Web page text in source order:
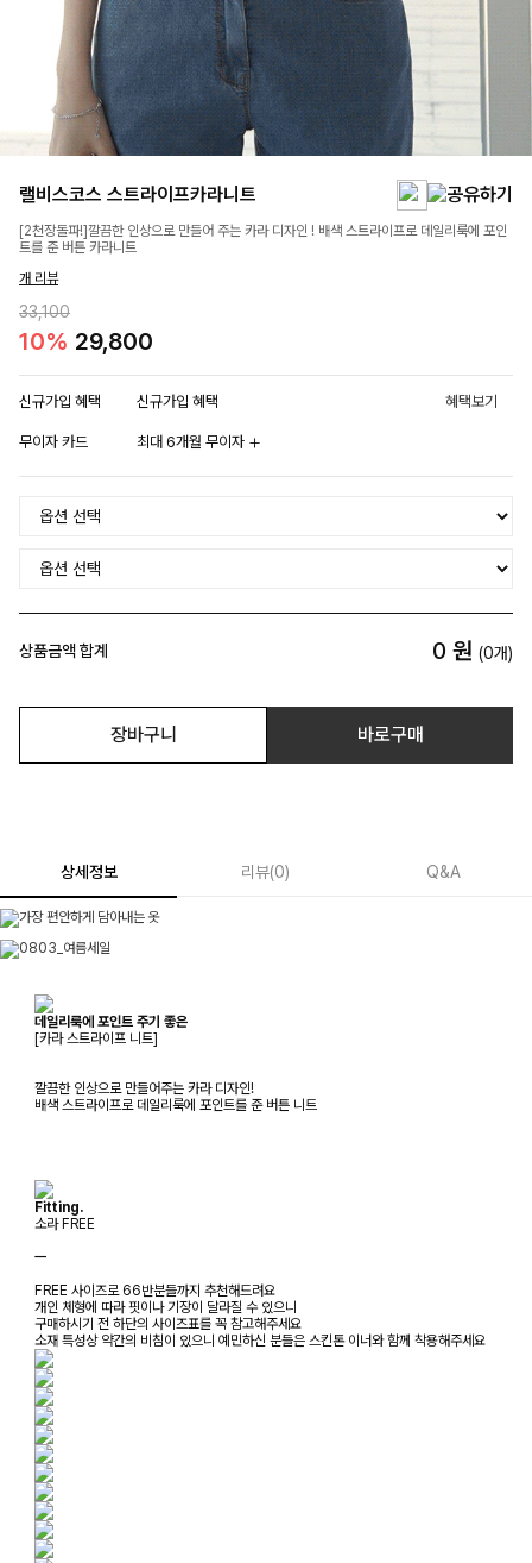
랠비스코스 스트라이프카라니트
[2천장돌파!]깔끔한 인상으로 만들어 주는 카라 디자인 ! 배색 스트라이프로 데일리룩에 포인
트를 준 버튼 카라니트
개 리뷰
33,100
10% 29,800
신규가입 혜택 신규가입 혜택 혜택보기
무이자 카드 최대 6개월 무이자
상품금액 합계 0 원 (0개)
장바구니 바로구매
상세정보 리뷰(0) Q&A
데일리룩에 포인트 주기 좋은
[카라 스트라이프 니트]
깔끔한 인상으로 만들어주는 카라 디자인!
배색 스트라이프로 데일리룩에 포인트를 준 버튼 니트
Fitting.
소라 FREE
ㅡ
FREE 사이즈로 66반분들까지 추천해드려요
개인 체형에 따라 핏이나 기장이 달라질 수 있으니
구매하시기 전 하단의 사이즈표를 꼭 참고해주세요
소재 특성상 약간의 비침이 있으니 예민하신 분들은 스킨톤 이너와 함께 착용해주세요